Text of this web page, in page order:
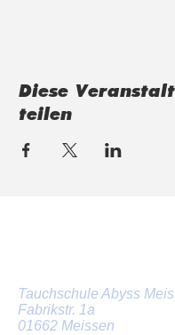
Diese
teilen
Tauchschule Abyss
Fabrikstr. 1a
01662 Meissen